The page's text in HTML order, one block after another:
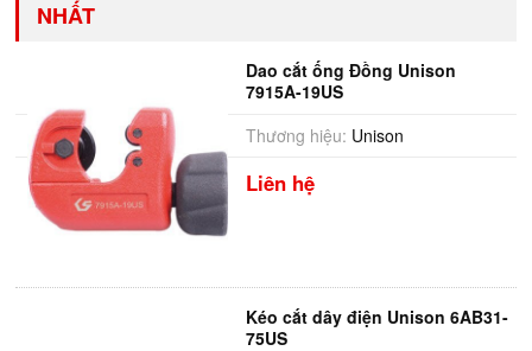
NHẤT
Dao cắt ống Đồng Unison
7915A-19US
Thương hiệu: Unison
Liên hệ
Kéo cắt dây điện Unison 6AB31-
75US